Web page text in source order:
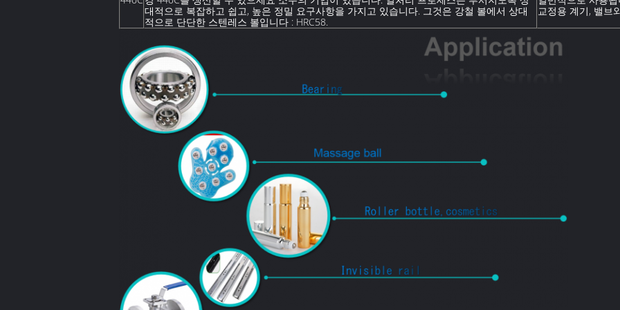
대적으로 복잡하고 쉽고, 높은 정밀 요구사항을 가지고 있습니다. 그것은 강철 볼에서 상대
적으로 단단한 스텐레스 볼입니다 : HRC58.
교정용 계기, 밸브